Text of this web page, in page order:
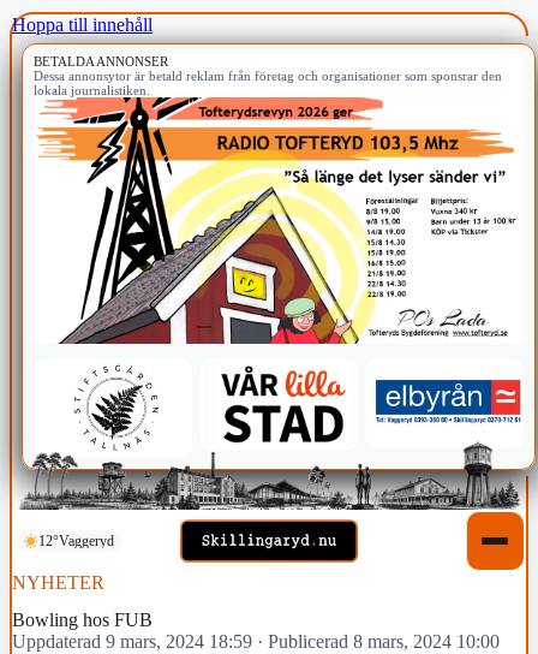
Hoppa till innehåll
BETALDA ANNONSER
Dessa annonsytor är betald reklam från företag och organisationer som sponsrar den
lokala journalistiken.
12°Vaggeryd
NYHETER
Bowling hos FUB
Uppdaterad 9 mars, 2024 18:59 · Publicerad 8 mars, 2024 10:00